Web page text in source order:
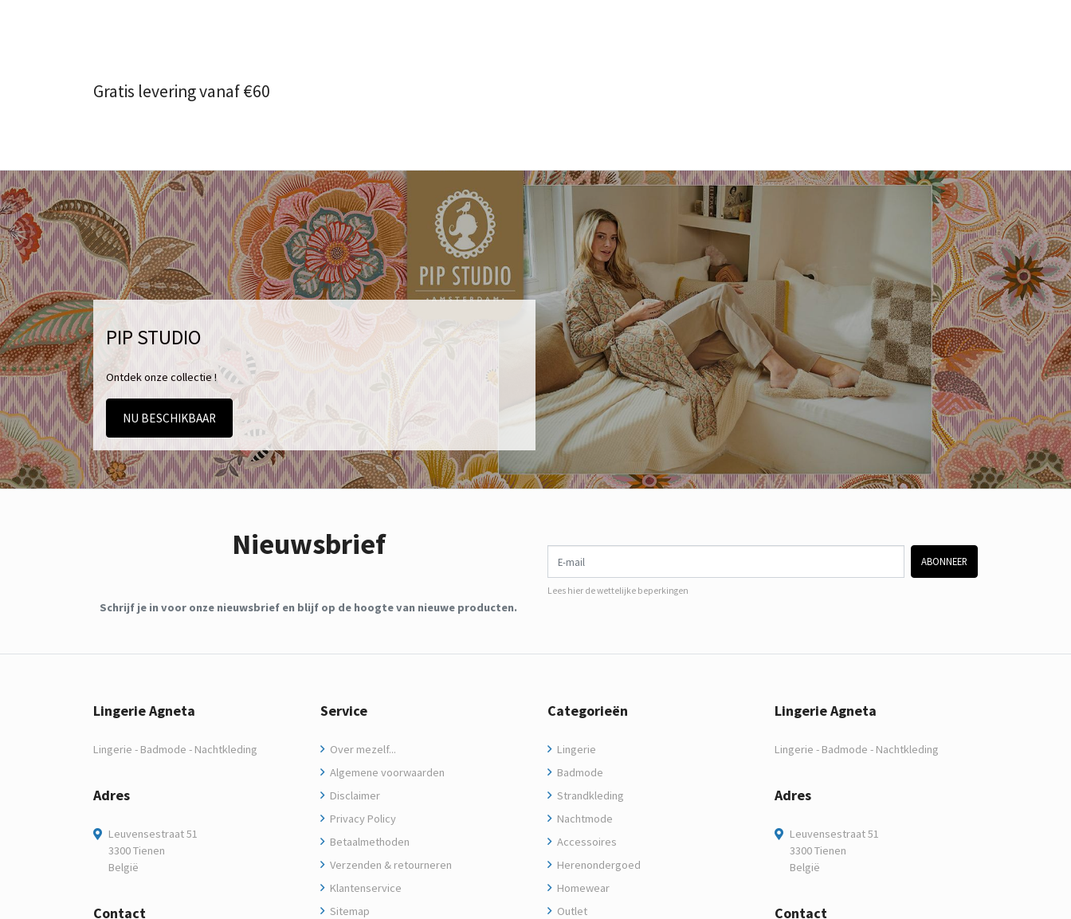
Gratis levering vanaf €60
PIP STUDIO
Ontdek onze collectie !
NU BESCHIKBAAR
Nieuwsbrief
Schrijf je in voor onze nieuwsbrief en blijf op de hoogte van nieuwe producten.
E-mail
ABONNEER
Lees hier de wettelijke beperkingen
Lingerie Agneta
Lingerie - Badmode - Nachtkleding
Adres
Leuvensestraat 51
3300 Tienen
België
Contact
Service
Over mezelf...
Algemene voorwaarden
Disclaimer
Privacy Policy
Betaalmethoden
Verzenden & retourneren
Klantenservice
Sitemap
Categorieën
Lingerie
Badmode
Strandkleding
Nachtmode
Accessoires
Herenondergoed
Homewear
Outlet
Lingerie Agneta
Lingerie - Badmode - Nachtkleding
Adres
Leuvensestraat 51
3300 Tienen
België
Contact